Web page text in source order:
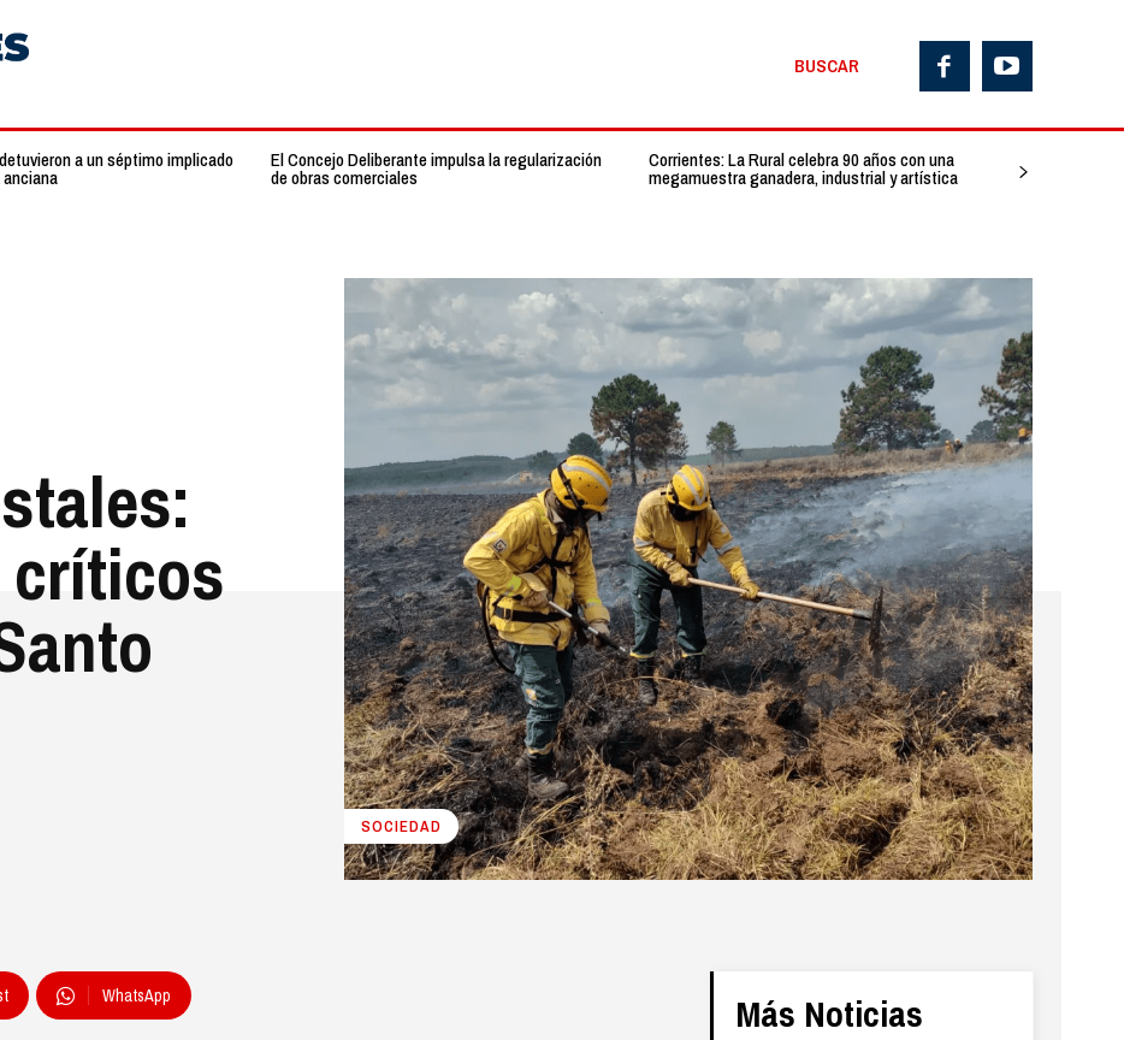
BUSCAR
a un séptimo implicado El Concejo Deliberante impulsa la regularización
de obras comerciales
Corrientes: La Rural celebra 90 años con una
megamuestra ganadera, industrial y artística
SOCIEDAD
WhatsApp Más Noticias